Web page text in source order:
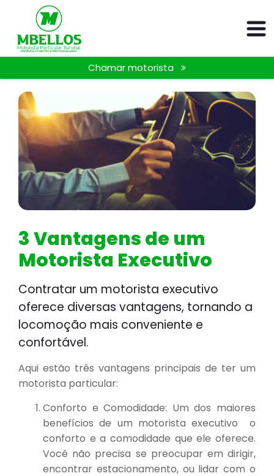
Chamar motorista
3 Vantagens de um
Motorista Executivo
Contratar um motorista executivo
oferece diversas vantagens, tornando a
locomoção mais conveniente e
confortável.
Aqui estão três vantagens principais de ter um
motorista particular:
Conforto e Comodidade: Um dos maiores
benefícios de um motorista executivo o
conforto e a comodidade que ele oferece.
Você não precisa se preocupar em dirigir,
encontrar estacionamento, ou lidar com o